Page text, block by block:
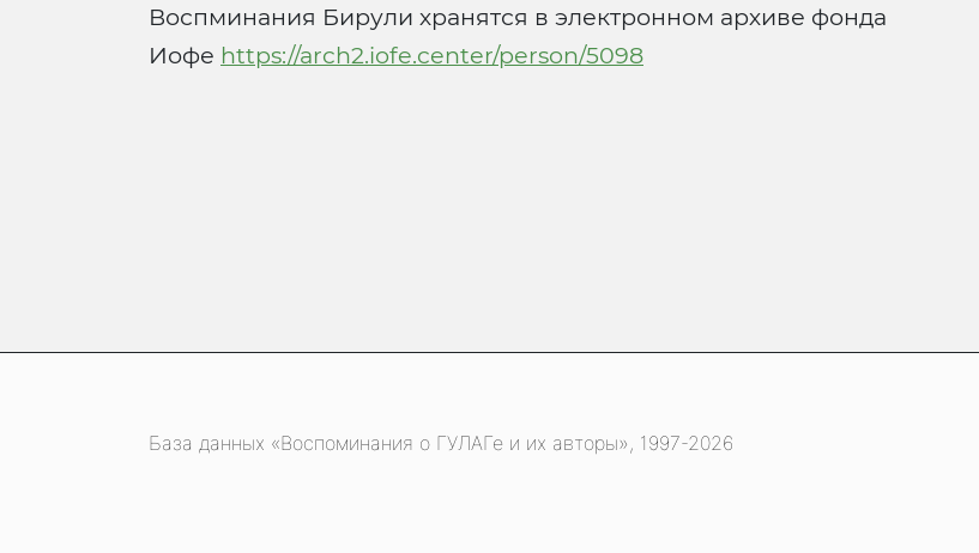
Воспминания Бирули хранятся в электронном архиве фонда
Иофе https://arch2.iofe.center/person/5098
База данных «Воспоминания о ГУЛАГе и их авторы», 1997-2026